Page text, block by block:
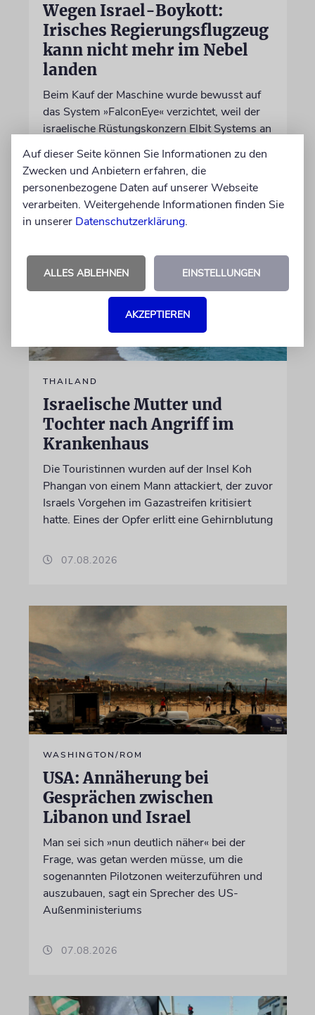
Wegen Israel-Boykott:
Irisches Regierungsflugzeug
kann nicht mehr im Nebel
landen
Beim Kauf der Maschine wurde bewusst auf
das System »FalconEye« verzichtet, weil der
israelische Rüstungskonzern Elbit Systems an
07.08.2026
THAILAND
Israelische Mutter und
Tochter nach Angriff im
Krankenhaus
Die Touristinnen wurden auf der Insel Koh
Phangan von einem Mann attackiert, der zuvor
Israels Vorgehen im Gazastreifen kritisiert
hatte. Eines der Opfer erlitt eine Gehirnblutung
07.08.2026
WASHINGTON/ROM
USA: Annäherung bei
Gesprächen zwischen
Libanon und Israel
Man sei sich »nun deutlich näher« bei der
Frage, was getan werden müsse, um die
sogenannten Pilotzonen weiterzuführen und
auszubauen, sagt ein Sprecher des US-
Außenministeriums
07.08.2026
Auf dieser Seite können Sie Informationen zu den
Zwecken und Anbietern erfahren, die
personenbezogene Daten auf unserer Webseite
verarbeiten. Weitergehende Informationen finden Sie
in unserer Datenschutzerklärung.
ALLES ABLEHNEN EINSTELLUNGEN
AKZEPTIEREN